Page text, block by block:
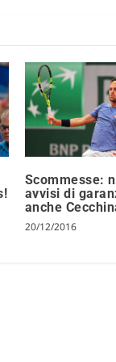
Scommesse:
avvisi di
anche
20/12/2016